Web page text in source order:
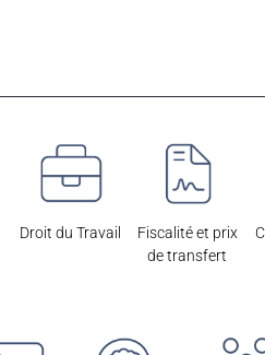
Droit du Travail
Fiscalité et prix
de transfert